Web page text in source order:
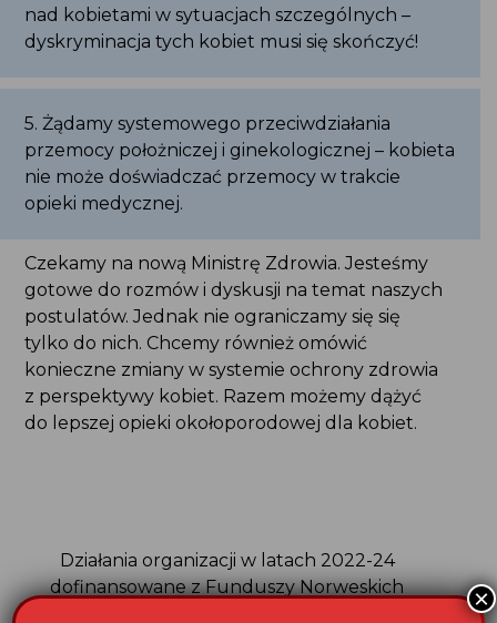
nad kobietami w sytuacjach szczególnych –
dyskryminacja tych kobiet musi się skończyć!
5. Żądamy systemowego przeciwdziałania
przemocy położniczej i ginekologicznej – kobieta
nie może doświadczać przemocy w trakcie
opieki medycznej.
Czekamy na nową Ministrę Zdrowia. Jesteśmy
gotowe do rozmów i dyskusji na temat naszych
postulatów. Jednak nie ograniczamy się się
tylko do nich. Chcemy również omówić
konieczne zmiany w systemie ochrony zdrowia
z perspektywy kobiet. Razem możemy dążyć
do lepszej opieki okołoporodowej dla kobiet.
Działania organizacji w latach 2022-24
dofinansowane z Funduszy Norweskich
×